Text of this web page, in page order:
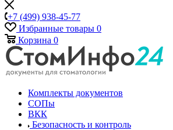
+7 (499) 938-45-77
Избранные товары 0
Корзина 0
Комплекты документов
СОПы
ВКК
Безопасность и контроль